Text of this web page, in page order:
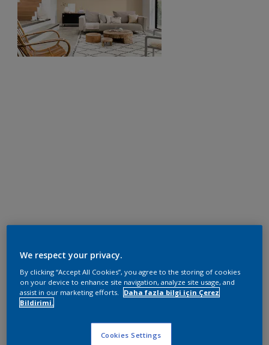
We respect your privacy.
By clicking “Accept All Cookies”, you agree to the storing of cookies
on your device to enhance site navigation, analyze site usage, and
assist in our marketing efforts.
Daha fazla bilgi için Çerez
Bildirimi.
Cookies Settings